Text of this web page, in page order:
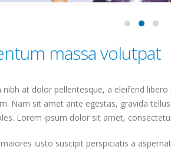
massa volutpat
nibh at dolor pellentesque, a eleifend
Nam sit amet ante egestas, gravida
Lorem ipsum dolor sit amet,
iusto suscipit perspiciatis a